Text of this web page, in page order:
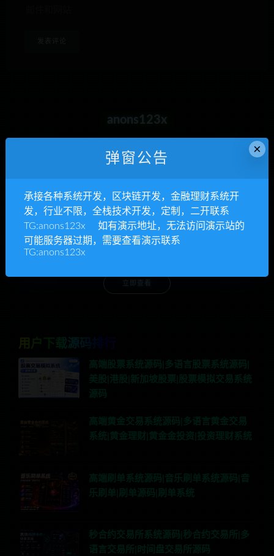
anons123x
承接各种系统开发
区块链开发，金融理财系统开发，行业不限
用户下载源码排行
高端股票系统源码|多语言股票系统源码|
美股|港股|新加坡股票|股票模拟交易系统
源码
高端黄金交易系统源码|多语言黄金交易
系统|黄金理财|黄金金投资|投资理财系统
高端刷单系统源码|音乐刷单系统源码|音
乐刷单|刷单源码|刷单系统
秒合约交易所系统源码|秒合约交易所|多
语言交易所|时间盘交易所源码
×
弹窗公告
承接各种系统开发，区块链开发，金融理财系统开
发，行业不限，全栈技术开发，定制，二开联系
TG:anons123x 如有演示地址，无法访问演示站的
可能服务器过期，需要查看演示联系
TG:anons123x